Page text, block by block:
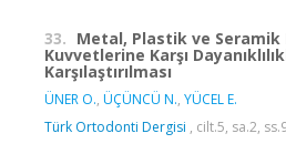
33. Metal, Plastik ve
Kuvvetlerine Karşı
Karşılaştırılması
ÜNER O., ÜÇÜNCÜ N., YÜCEL E.
Türk Ortodonti Dergisi , cilt.5, sa.2,